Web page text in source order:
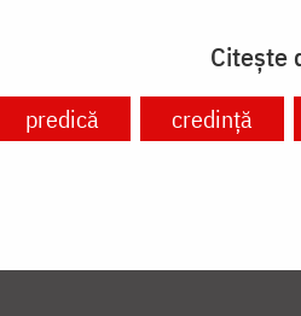
Citește
predică credință